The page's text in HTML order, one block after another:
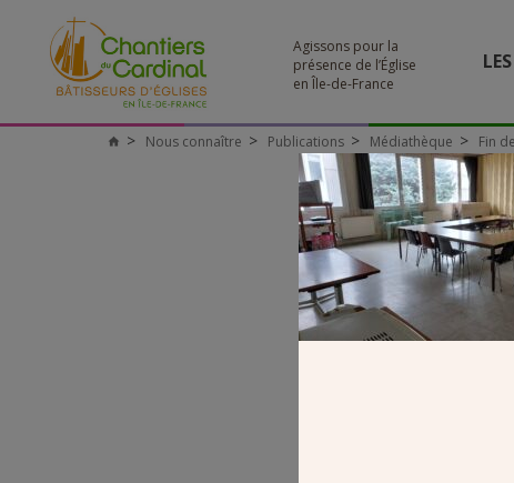
Agissons pour la
présence de l’Église
en Île-de-France
Chantiers
Nous connaître Publications Médiathèque Fin